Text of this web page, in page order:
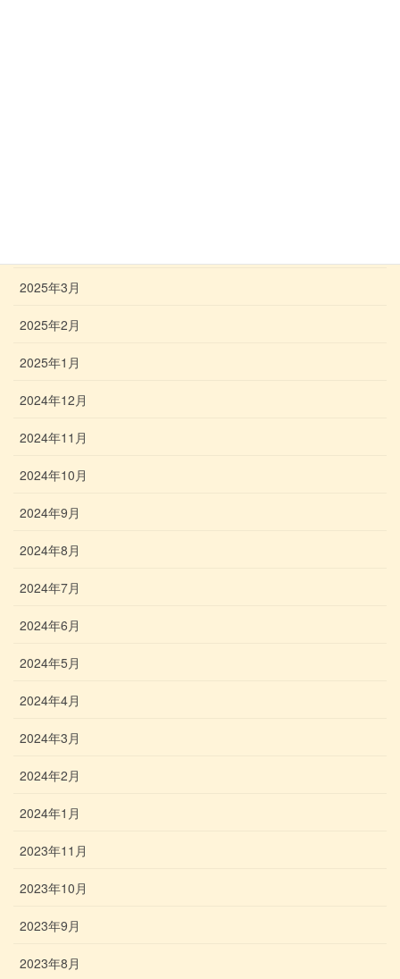
2025年3月
2025年2月
2025年1月
2024年12月
2024年11月
2024年10月
2024年9月
2024年8月
2024年7月
2024年6月
2024年5月
2024年4月
2024年3月
2024年2月
2024年1月
2023年11月
2023年10月
2023年9月
2023年8月